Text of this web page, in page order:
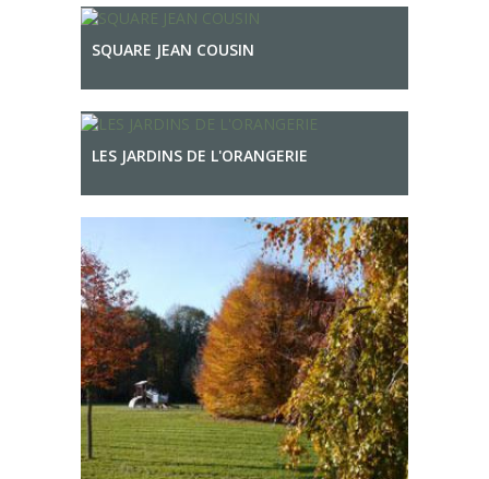
SQUARE JEAN COUSIN
LES JARDINS DE L'ORANGERIE